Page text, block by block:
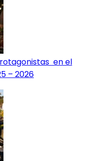
en el
– 2026